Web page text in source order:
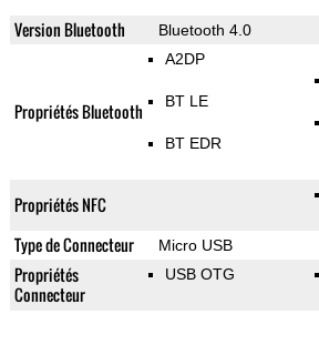
Version Bluetooth Bluetooth 4.0
Propriétés Bluetooth
A2DP
BT LE
BT EDR
Propriétés NFC
Type de Connecteur Micro USB
Propriétés
Connecteur
USB OTG